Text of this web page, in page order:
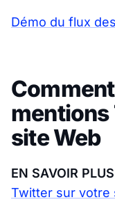
Démo du flux
mentions
site Web
EN SAVOIR
Twitter sur votre